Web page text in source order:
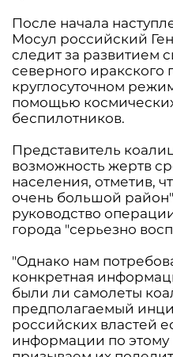
После начала
Мосул российский
следит за развитием
северного иракского
круглосуточном
помощью
беспилотников.
Представитель
возможность жертв
населения, отметив,
очень большой
руководство
города "серьезно
"Однако нам
конкретная
были ли самолеты
предполагаемый
российских властей
информации по